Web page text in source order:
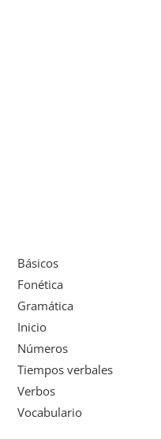
Básicos
Fonética
Gramática
Inicio
Números
Tiempos verbales
Verbos
Vocabulario